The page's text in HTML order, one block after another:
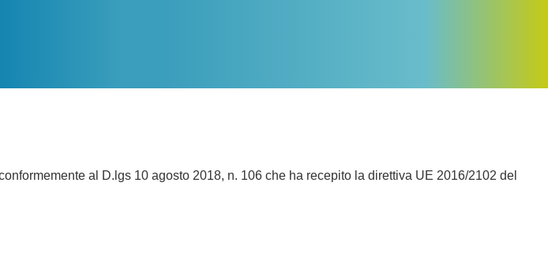
al D.lgs 10 agosto 2018, n. 106 che ha recepito la direttiva UE 2016/2102 del